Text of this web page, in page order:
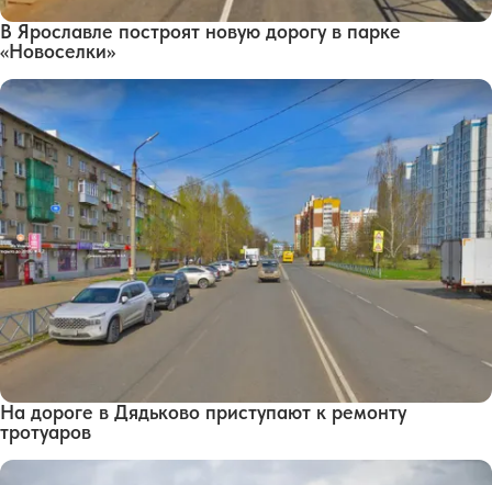
В Ярославле построят новую дорогу в парке
«Новоселки»
На дороге в Дядьково приступают к ремонту
тротуаров